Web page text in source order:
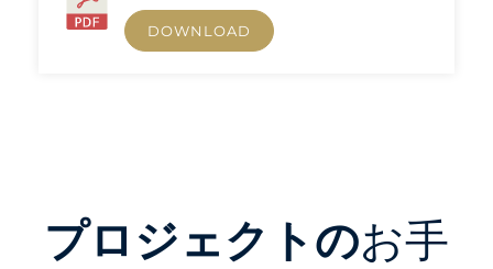
DOWNLOAD
プロジェクトのお手